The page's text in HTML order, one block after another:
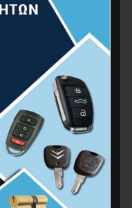
& Μύτες,